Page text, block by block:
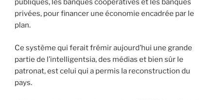
publiques, les banques coopératives et les banques
privées, pour financer une économie encadrée par le
plan.
Ce système qui ferait frémir aujourd’hui une grande
partie de l’intelligentsia, des médias et bien sûr le
patronat, est celui qui a permis la reconstruction du
pays.